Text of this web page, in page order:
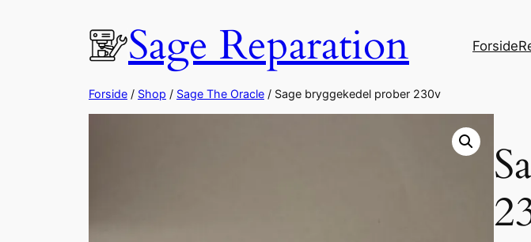
Sage Reparation Forside
Forside / Shop / Sage The Oracle / Sage bryggekedel prober 230v